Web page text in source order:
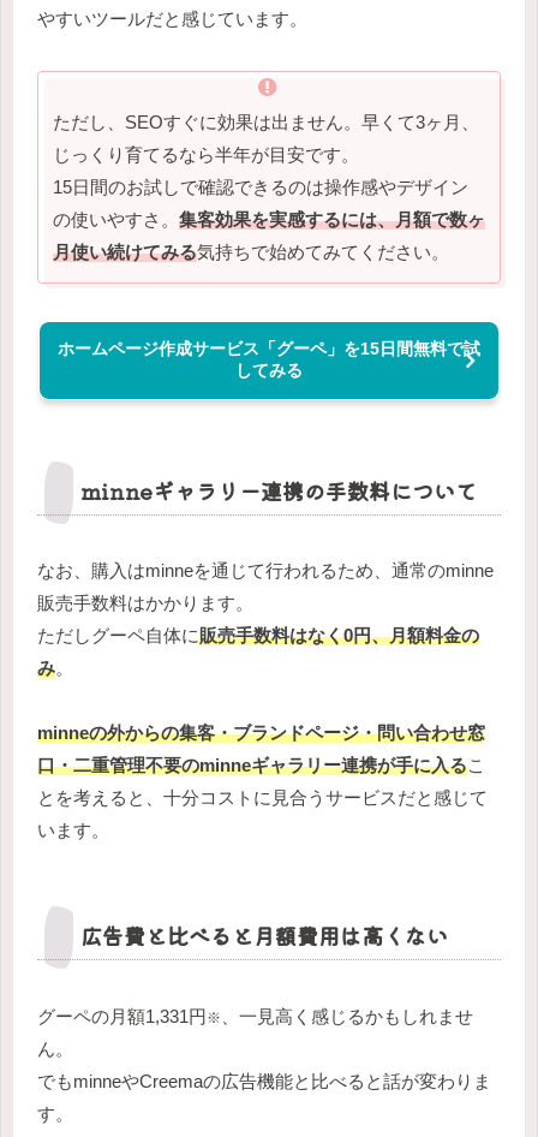
やすいツールだと感じています。
ただし、SEOすぐに効果は出ません。早くて3ヶ月、
じっくり育てるなら半年が目安です。
15日間のお試しで確認できるのは操作感やデザイン
の使いやすさ。 集客効果を実感するには、月額で数ヶ
月使い続けてみる気持ちで始めてみてください。
ホームページ作成サービス「グーペ」を15日間無料で試
してみる
minneギャラリー連携の手数料について
なお、購入はminneを通じて行われるため、通常のminne
販売手数料はかかります。
ただしグーペ自体に販売手数料はなく0円、月額料金の
み。
minneの外からの集客・ブランドページ・問い合わせ窓
口・二重管理不要のminneギャラリー連携が手に入るこ
とを考えると、十分コストに見合うサービスだと感じて
います。
広告費と比べると月額費用は高くない
グーペの月額1,331円 ※
、一見高く感じるかもしれませ
ん。
でもminneやCreemaの広告機能と比べると話が変わりま
す。